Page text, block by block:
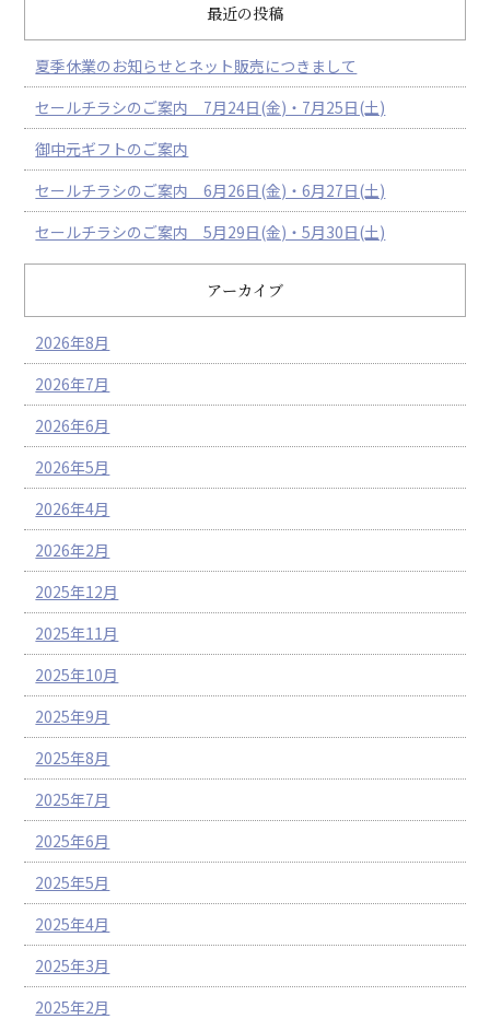
最近の投稿
夏季休業のお知らせとネット販売につきまして
セールチラシのご案内 7月24日(金)・7月25日(土)
御中元ギフトのご案内
セールチラシのご案内 6月26日(金)・6月27日(土)
セールチラシのご案内 5月29日(金)・5月30日(土)
アーカイブ
2026年8月
2026年7月
2026年6月
2026年5月
2026年4月
2026年2月
2025年12月
2025年11月
2025年10月
2025年9月
2025年8月
2025年7月
2025年6月
2025年5月
2025年4月
2025年3月
2025年2月